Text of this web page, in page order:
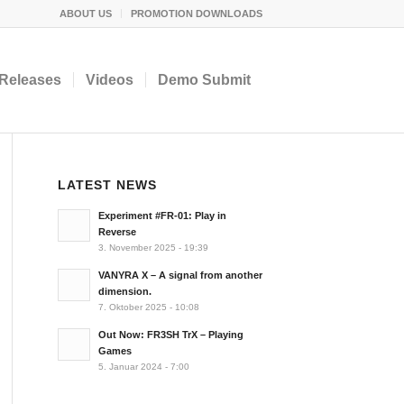
ABOUT US PROMOTION DOWNLOADS
Videos Demo Submit
LATEST NEWS
Experiment #FR-01: Play in
Reverse
3. November 2025 - 19:39
VANYRA X – A signal from another
dimension.
7. Oktober 2025 - 10:08
Out Now: FR3SH TrX – Playing
Games
5. Januar 2024 - 7:00